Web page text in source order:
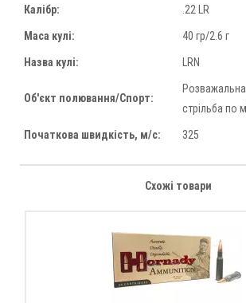
Калібр: .22 LR
Маса кулі: 40 гр/2.6 г
Назва кулі: LRN
Об'єкт полювання/Спорт:
стрільба по
Початкова швидкість, м/с: 325
Схожі товари